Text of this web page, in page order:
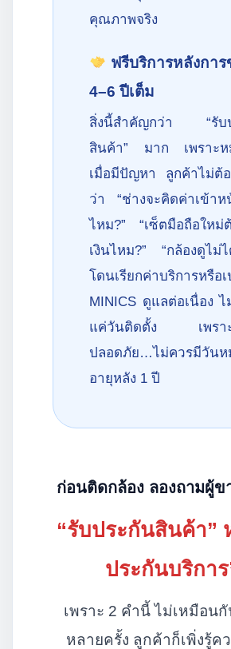
คุณภาพจริง
ฟรีบริการหลังการ
4–6 ปีเต็ม
สิ่งนี้สำคัญกว่า “รับ
สินค้า” มาก เพราะห
เมื่อมีปัญหา ลูกค้าไม่ต้อ
ว่า “ช่างจะคิดค่าเข้าห
ไหม?” “เซ็ตมือถือใหม่ต้
เงินไหม?” “กล้องดูไ
โดนเรียกค่าบริการหรือเ
MINICS ดูแลต่อเนื่อง ไ
แค่วันติดตั้ง เพราะ
ปลอดภัย…ไม่ควรมีวันห
อายุหลัง 1 ปี
ก่อนติดกล้อง ลองถามผู้ข
“รับประกันสินค้า”
ประกันบริกา
เพราะ 2 คำนี้ ไม่เหมือนกั
หลายครั้ง ลูกค้าก็เพิ่งรู้ค